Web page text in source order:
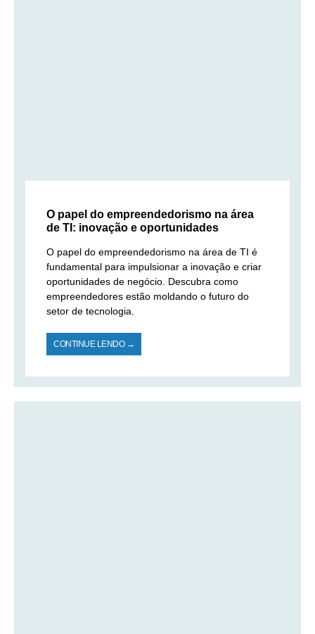
O papel do empreendedorismo na área
de TI: inovação e oportunidades
O papel do empreendedorismo na área de TI é
fundamental para impulsionar a inovação e criar
oportunidades de negócio. Descubra como
empreendedores estão moldando o futuro do
setor de tecnologia.
CONTINUE LENDO →